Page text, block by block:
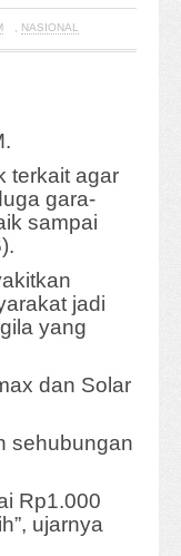
, NASIONAL
terkait agar
gara-
sampai
jadi
yang
dan Solar
sehubungan
Rp1.000
ujarnya